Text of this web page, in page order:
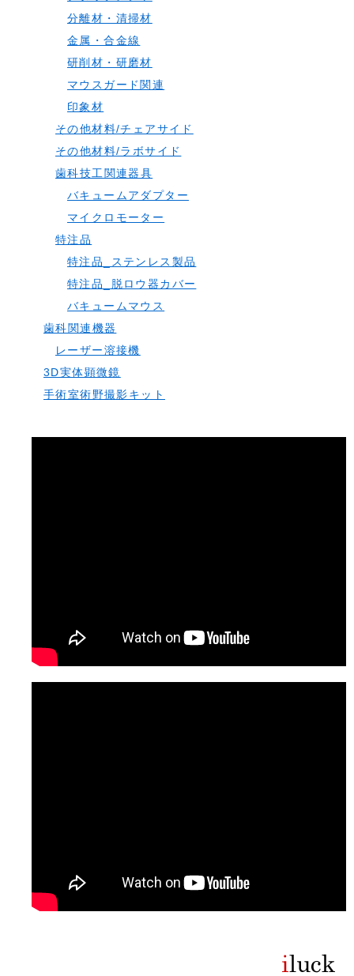
分離材・清掃材
金属・合金線
研削材・研磨材
マウスガード関連
印象材
その他材料/チェアサイド
その他材料/ラボサイド
歯科技工関連器具
バキュームアダプター
マイクロモーター
特注品
特注品_ステンレス製品
特注品_脱ロウ器カバー
バキュームマウス
歯科関連機器
レーザー溶接機
3D実体顕微鏡
手術室術野撮影キット